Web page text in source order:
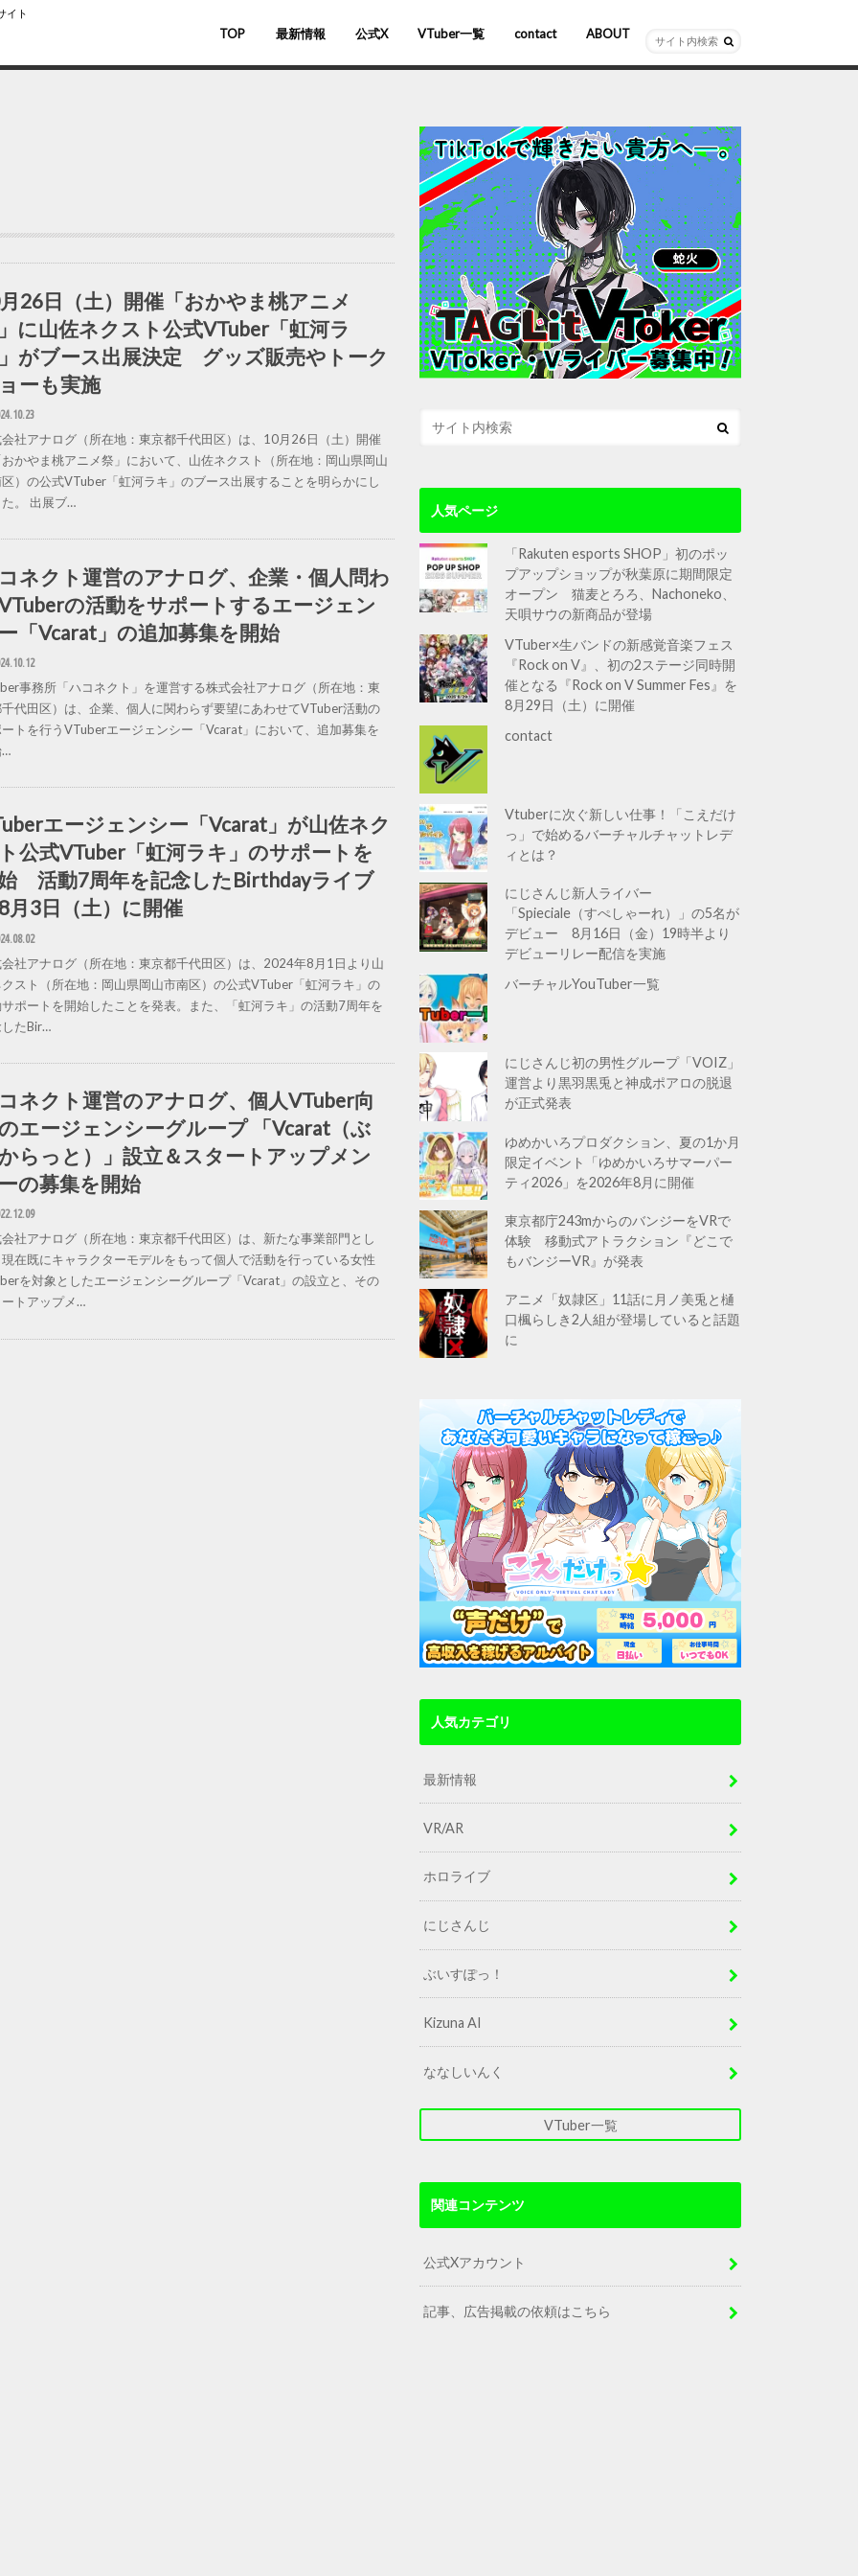
イト
TOP 最新情報 公式X VTuber一覧
バーチャルYouTuber
VR/AR
ホロライブ
にじさんじ
ななしいんく
ぶいすぽっ！
contact ABOUT
26日（土）開催「おかやま桃アニメ
に山佐ネクスト公式VTuber「虹河ラ
がブース出展決定 グッズ販売やトーク
ーも実施
社アナログ（所在地：東京都千代田区）は、10月26日（土）開催
かやま桃アニメ祭」において、山佐ネクスト（所在地：岡山県岡山
）の公式VTuber「虹河ラキ」のブース出展することを明らかにし
。 出展ブ…
ネクト運営のアナログ、企業・個人問わ
の活動をサポートするエージェン
「Vcarat」の追加募集を開始
事務所「ハコネクト」を運営する株式会社アナログ（所在地：東
代田区）は、企業、個人に関わらず要望にあわせてVTuber活動の
トを行うVTuberエージェンシー「Vcarat」において、追加募集を
…
エージェンシー「Vcarat」が山佐ネク
公式VTuber「虹河ラキ」のサポートを
活動7周年を記念したBirthdayライブ
月3日（土）に開催
社アナログ（所在地：東京都千代田区）は、2024年8月1日より山
スト（所在地：岡山県岡山市南区）の公式VTuber「虹河ラキ」の
ポートを開始したことを発表。また、「虹河ラキ」の活動7周年を
たBir…
ネクト運営のアナログ、個人VTuber向
エージェンシーグループ 「Vcarat（ぶ
らっと）」設立＆スタートアップメン
の募集を開始
社アナログ（所在地：東京都千代田区）は、新たな事業部門とし
在既にキャラクターモデルをもって個人で活動を行っている女性
を対象としたエージェンシーグループ「Vcarat」の設立と、その
トアップメ…
人気ページ
「Rakuten esports SHOP」初のポッ
プアップショップが秋葉原に期間限定
オープン 猫麦とろろ、Nachoneko、
天唄サウの新商品が登場
VTuber×生バンドの新感覚音楽フェス
『Rock on V』、初の2ステージ同時開
催となる『Rock on V Summer Fes』を
8月29日（土）に開催
contact
Vtuberに次ぐ新しい仕事！「こえだけ
っ」で始めるバーチャルチャットレデ
ィとは？
にじさんじ新人ライバー
「Spieciale（すぺしゃーれ）」の5名が
デビュー 8月16日（金）19時半より
デビューリレー配信を実施
バーチャルYouTuber一覧
にじさんじ初の男性グループ「VOIZ」
運営より黒羽黒兎と神成ポアロの脱退
が正式発表
ゆめかいろプロダクション、夏の1か月
限定イベント「ゆめかいろサマーパー
ティ2026」を2026年8月に開催
東京都庁243mからのバンジーをVRで
体験 移動式アトラクション『どこで
もバンジーVR』が発表
アニメ「奴隷区」11話に月ノ美兎と樋
口楓らしき2人組が登場していると話題
に
人気カテゴリ
最新情報
VR/AR
ホロライブ
にじさんじ
ぶいすぽっ！
Kizuna AI
ななしいんく
VTuber一覧
関連コンテンツ
公式Xアカウント
記事、広告掲載の依頼はこちら